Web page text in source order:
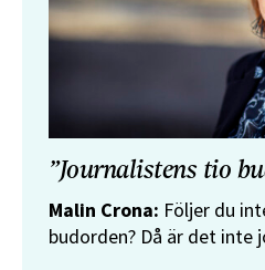
”Journalistens tio
Malin Crona: Följer du
budorden? Då är det inte